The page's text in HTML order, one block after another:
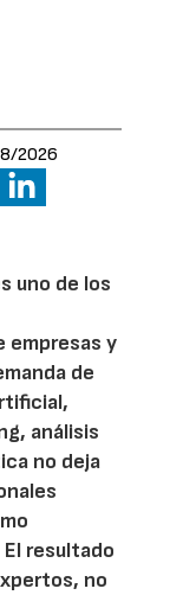
2026
uno de los
empresas y
de
análisis
no deja
resultado
no